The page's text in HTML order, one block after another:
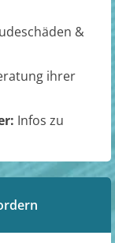
&
ihrer
Infos zu